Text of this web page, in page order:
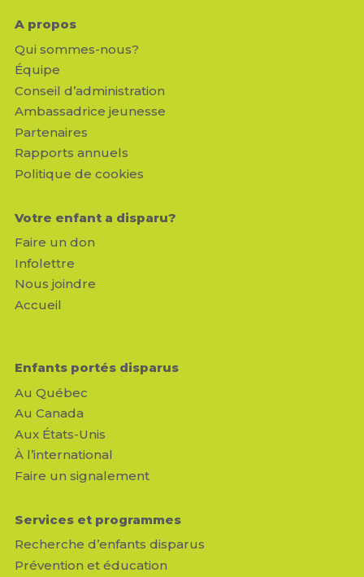
A propos
Qui sommes-nous?
Équipe
Conseil d’administration
Ambassadrice jeunesse
Partenaires
Rapports annuels
Politique de cookies
Votre enfant a disparu?
Faire un don
Infolettre
Nous joindre
Accueil
Enfants portés disparus
Au Québec
Au Canada
Aux États-Unis
À l’international
Faire un signalement
Services et programmes
Recherche d’enfants disparus
Prévention et éducation